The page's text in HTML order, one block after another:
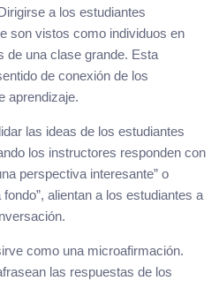
a los estudiantes
son vistos como individuos en
de una clase grande. Esta
de conexión de los
aprendizaje.
las ideas de los estudiantes
los instructores responden con
perspectiva interesante” o
alientan a los estudiantes a
como una microafirmación.
las respuestas de los